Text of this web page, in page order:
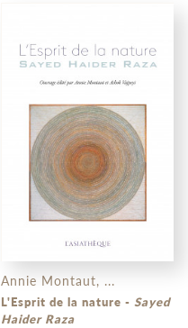
Annie Montaut, ...
L'Esprit de la nature - Sayed
Haider Raza